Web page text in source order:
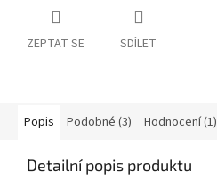
ZEPTAT SE SDÍLET
Popis Podobné (3) Hodnocení (1)
Detailní popis produktu